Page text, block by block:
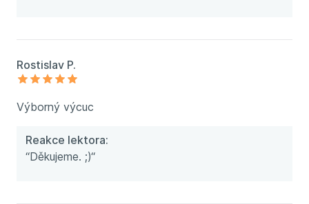
Rostislav P.
Výborný výcuc
Reakce lektora:
“Děkujeme. ;)“